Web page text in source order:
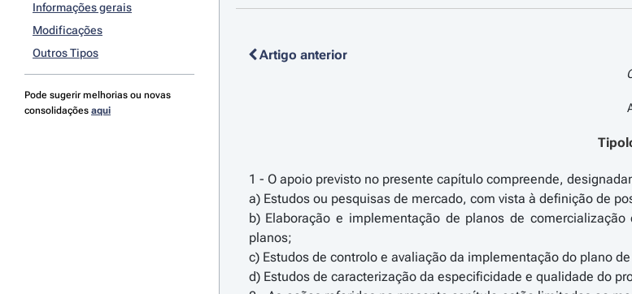
Informações gerais
Modificações
Outros Tipos
Pode sugerir melhorias ou novas
consolidações aqui
Artigo anterior
1 - O apoio previsto no presente capítulo compreende,
a) Estudos ou pesquisas de mercado, com vista à definição de
b) Elaboração e implementação de planos de
planos;
c) Estudos de controlo e avaliação da implementação do plano
d) Estudos de caracterização da especificidade e qualidade do